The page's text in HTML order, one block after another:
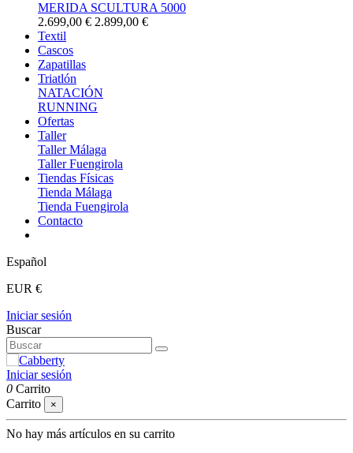
MERIDA SCULTURA 5000
2.699,00 € 2.899,00 €
Textil
Cascos
Zapatillas
Triatlón
NATACIÓN
RUNNING
Ofertas
Taller
Taller Málaga
Taller Fuengirola
Tiendas Físicas
Tienda Málaga
Tienda Fuengirola
Contacto
Español
EUR €
Iniciar sesión
Buscar
Iniciar sesión
0 Carrito
Carrito
×
No hay más artículos en su carrito